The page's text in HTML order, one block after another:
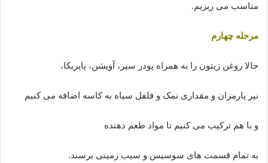
مناسب می ریزیم.
مرحله چهارم
حالا روغن زیتون را به همراه پودر سیر، آویشن، پاپریکا،
نیر پارمزان و مقداری نمک و فلفل سیاه به کاسه اضافه می کنیم
و با هم ترکیب می کنیم تا مواد طعم دهنده
به تمام قسمت های سوسیس و سیب زمینی برسند.